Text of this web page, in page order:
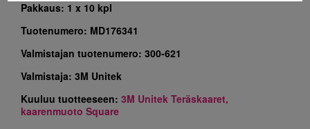
Pakkaus: 1 x 10 kpl
Tuotenumero: MD176341
Valmistajan tuotenumero: 300-621
Valmistaja: 3M Unitek
Kuuluu tuotteeseen: 3M Unitek Teräskaaret,
kaarenmuoto Square